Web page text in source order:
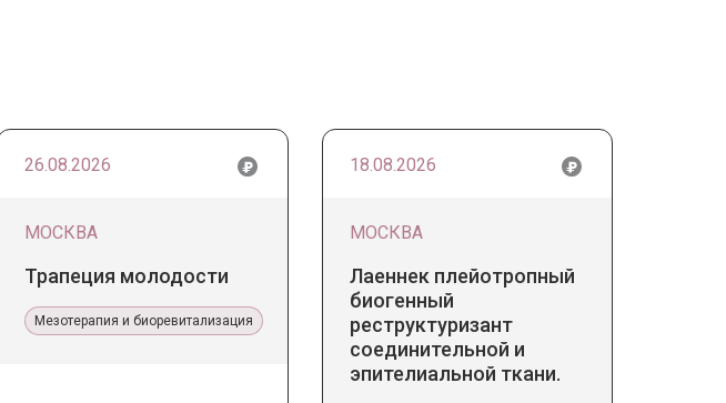
26.08.2026
МОСКВА
Трапеция молодости
Мезотерапия и биоревитализация
18.08.2026
МОСКВА
Лаеннек плейотропный
биогенный
реструктуризант
соединительной и
эпителиальной ткани.